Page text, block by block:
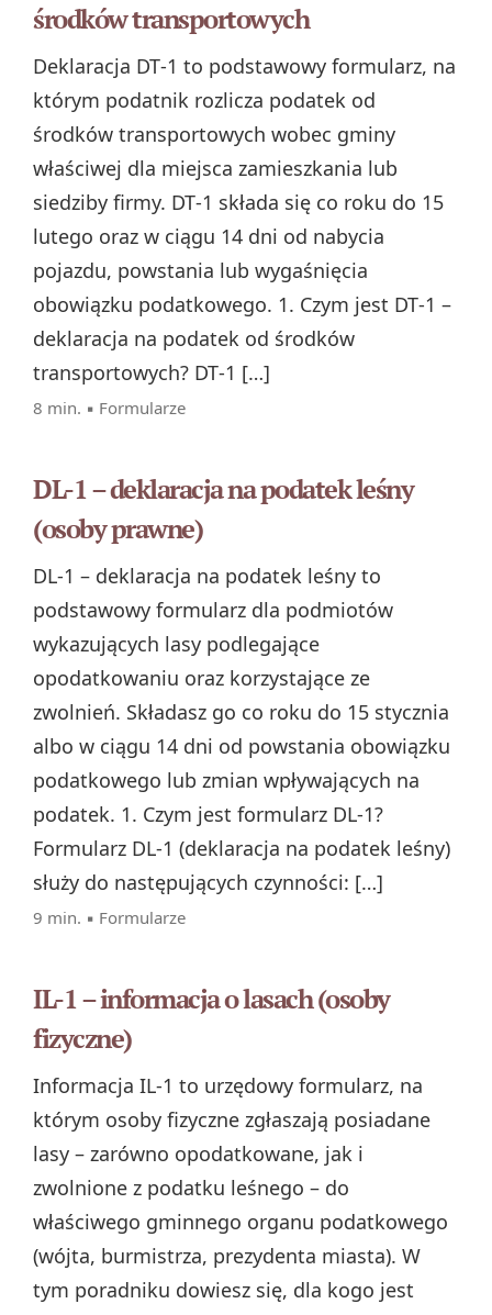
środków transportowych
Deklaracja DT‑1 to podstawowy formularz, na
którym podatnik rozlicza podatek od
środków transportowych wobec gminy
właściwej dla miejsca zamieszkania lub
siedziby firmy. DT‑1 składa się co roku do 15
lutego oraz w ciągu 14 dni od nabycia
pojazdu, powstania lub wygaśnięcia
obowiązku podatkowego. 1. Czym jest DT‑1 –
deklaracja na podatek od środków
transportowych? DT‑1 […]
8 min. ▪ Formularze
DL-1 – deklaracja na podatek leśny
(osoby prawne)
DL-1 – deklaracja na podatek leśny to
podstawowy formularz dla podmiotów
wykazujących lasy podlegające
opodatkowaniu oraz korzystające ze
zwolnień. Składasz go co roku do 15 stycznia
albo w ciągu 14 dni od powstania obowiązku
podatkowego lub zmian wpływających na
podatek. 1. Czym jest formularz DL-1?
Formularz DL-1 (deklaracja na podatek leśny)
służy do następujących czynności: […]
9 min. ▪ Formularze
IL-1 – informacja o lasach (osoby
fizyczne)
Informacja IL‑1 to urzędowy formularz, na
którym osoby fizyczne zgłaszają posiadane
lasy – zarówno opodatkowane, jak i
zwolnione z podatku leśnego – do
właściwego gminnego organu podatkowego
(wójta, burmistrza, prezydenta miasta). W
tym poradniku dowiesz się, dla kogo jest